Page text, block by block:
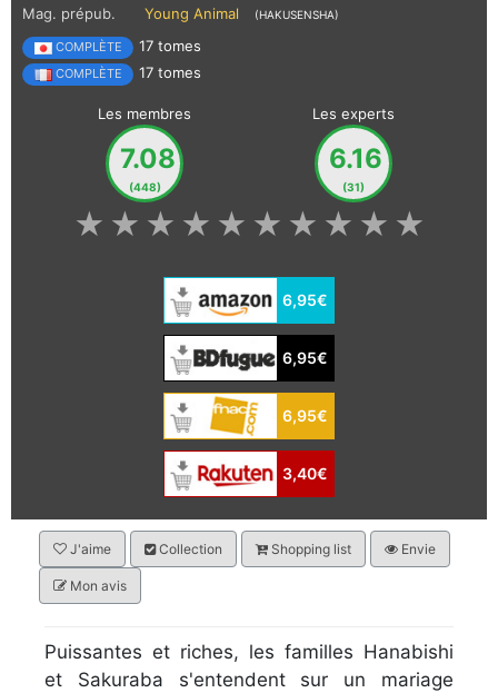
Mag. prépub.
Young Animal (HAKUSENSHA)
COMPLÈTE 17 tomes
COMPLÈTE 17 tomes
Les membres
7.08
(448)
Les experts
6.16
(31)
★
★
★
★
★
★
★
★
★
★
6,95€
6,95€
6,95€
3,40€
J'aime Collection Shopping list Envie
Mon avis
Puissantes et riches, les familles Hanabishi
et Sakuraba s'entendent sur un mariage